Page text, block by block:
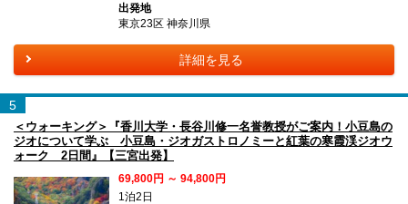
出発地
東京23区 神奈川県
詳細を見る
5
＜ウォーキング＞『香川大学・長谷川修一名誉教授がご案内！小豆島の
ジオについて学ぶ 小豆島・ジオガストロノミーと紅葉の寒霞渓ジオウ
ォーク 2日間』【三宮出発】
69,800円 ～ 94,800円
1泊2日